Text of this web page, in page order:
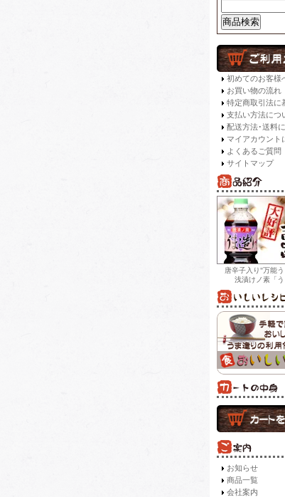
初めてのお客様
お買い物の流れ
特定商取引法に
支払い方法につ
配送方法･送料
マイアカウント
よくあるご質問
サイトマップ
唐辛子入り"万能
浅漬けノ素「う
お知らせ
商品一覧
会社案内